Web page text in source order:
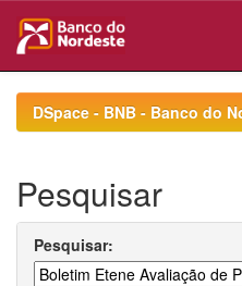
navigationDSpace - BNB - Banco do
Pesquisar
Pesquisar: